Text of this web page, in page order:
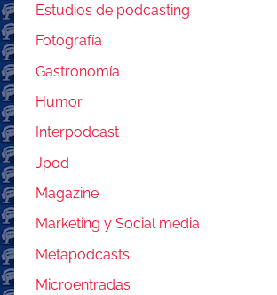
Estudios de podcasting
Fotografía
Gastronomía
Humor
Interpodcast
Jpod
Magazine
Marketing y Social media
Metapodcasts
Microentradas